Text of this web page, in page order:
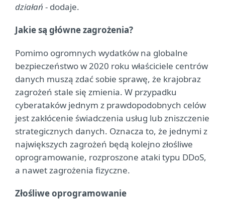
działań - dodaje.
Jakie są główne zagrożenia?
Pomimo ogromnych wydatków na globalne
bezpieczeństwo w 2020 roku właściciele centrów
danych muszą zdać sobie sprawę, że krajobraz
zagrożeń stale się zmienia. W przypadku
cyberataków jednym z prawdopodobnych celów
jest zakłócenie świadczenia usług lub zniszczenie
strategicznych danych. Oznacza to, że jednymi z
największych zagrożeń będą kolejno złośliwe
oprogramowanie, rozproszone ataki typu DDoS,
a nawet zagrożenia fizyczne.
Złośliwe oprogramowanie